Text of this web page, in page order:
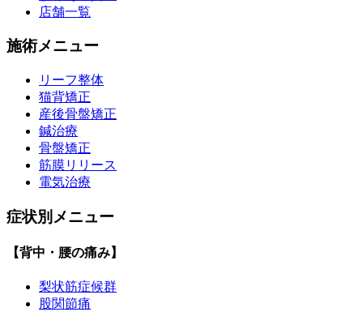
店舗一覧
施術メニュー
リーフ整体
猫背矯正
産後骨盤矯正
鍼治療
骨盤矯正
筋膜リリース
電気治療
症状別メニュー
【背中・腰の痛み】
梨状筋症候群
股関節痛